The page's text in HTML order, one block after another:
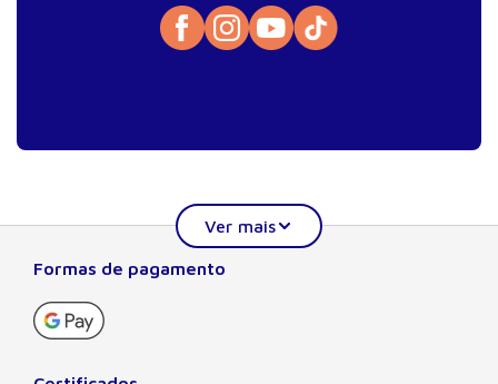
A Editora Manole é líder em prover conteúdo essencial à
científicas, técnicas e profissionais. Seu catálogo, com
Formas de pagamento